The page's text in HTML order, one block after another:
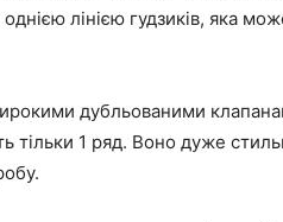
лінією гудзиків, яка
дубльованими
тільки 1 ряд. Воно дуже